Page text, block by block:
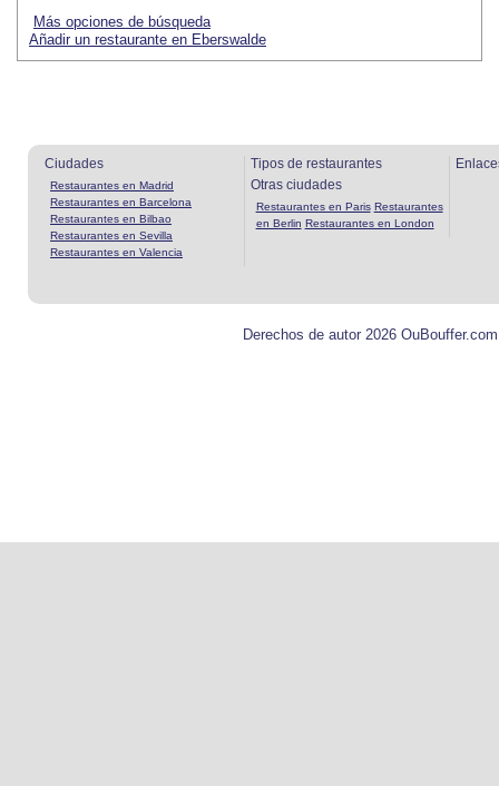
Más opciones de búsqueda
Añadir un restaurante en Eberswalde
Ciudades
Restaurantes en Madrid
Restaurantes en Barcelona
Restaurantes en Bilbao
Restaurantes en Sevilla
Restaurantes en Valencia
Tipos de restaurantes
Otras ciudades
Restaurantes en Paris Restaurantes
en Berlin Restaurantes en London
Derechos de autor 2026